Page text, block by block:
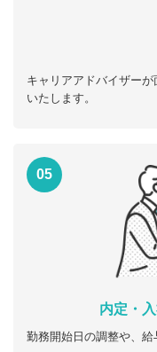
キャリアアドバイザー
いたします。
05
内定・
勤務開始日の調整や、給